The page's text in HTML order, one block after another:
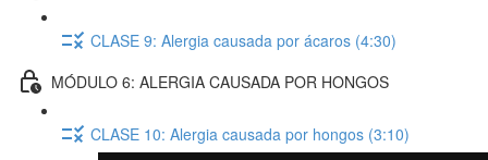
CLASE 9: Alergia causada por ácaros (4:30)
MÓDULO 6: ALERGIA CAUSADA POR HONGOS
CLASE 10: Alergia causada por hongos (3:10)